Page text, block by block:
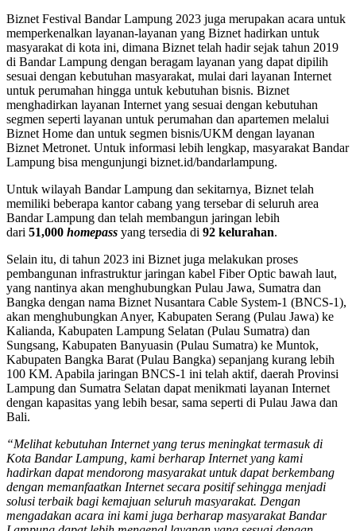
Biznet Festival Bandar Lampung 2023 juga merupakan acara untuk
memperkenalkan layanan-layanan yang Biznet hadirkan untuk
masyarakat di kota ini, dimana Biznet telah hadir sejak tahun 2019
di Bandar Lampung dengan beragam layanan yang dapat dipilih
sesuai dengan kebutuhan masyarakat, mulai dari layanan Internet
untuk perumahan hingga untuk kebutuhan bisnis. Biznet
menghadirkan layanan Internet yang sesuai dengan kebutuhan
segmen seperti layanan untuk perumahan dan apartemen melalui
Biznet Home dan untuk segmen bisnis/UKM dengan layanan
Biznet Metronet. Untuk informasi lebih lengkap, masyarakat Bandar
Lampung bisa mengunjungi biznet.id/bandarlampung.
Untuk wilayah Bandar Lampung dan sekitarnya, Biznet telah
memiliki beberapa kantor cabang yang tersebar di seluruh area
Bandar Lampung dan telah membangun jaringan lebih
dari 51,000 homepass yang tersedia di 92 kelurahan.
Selain itu, di tahun 2023 ini Biznet juga melakukan proses
pembangunan infrastruktur jaringan kabel Fiber Optic bawah laut,
yang nantinya akan menghubungkan Pulau Jawa, Sumatra dan
Bangka dengan nama Biznet Nusantara Cable System-1 (BNCS-1),
akan menghubungkan Anyer, Kabupaten Serang (Pulau Jawa) ke
Kalianda, Kabupaten Lampung Selatan (Pulau Sumatra) dan
Sungsang, Kabupaten Banyuasin (Pulau Sumatra) ke Muntok,
Kabupaten Bangka Barat (Pulau Bangka) sepanjang kurang lebih
100 KM. Apabila jaringan BNCS-1 ini telah aktif, daerah Provinsi
Lampung dan Sumatra Selatan dapat menikmati layanan Internet
dengan kapasitas yang lebih besar, sama seperti di Pulau Jawa dan
Bali.
“Melihat kebutuhan Internet yang terus meningkat termasuk di
Kota Bandar Lampung, kami berharap Internet yang kami
hadirkan dapat mendorong masyarakat untuk dapat berkembang
dengan memanfaatkan Internet secara positif sehingga menjadi
solusi terbaik bagi kemajuan seluruh masyarakat. Dengan
mengadakan acara ini kami juga berharap masyarakat Bandar